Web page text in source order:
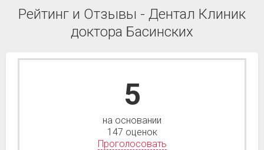
Рейтинг и Отзывы - Дентал Клиник
доктора Басинских
5
на основании
147 оценок
Проголосовать